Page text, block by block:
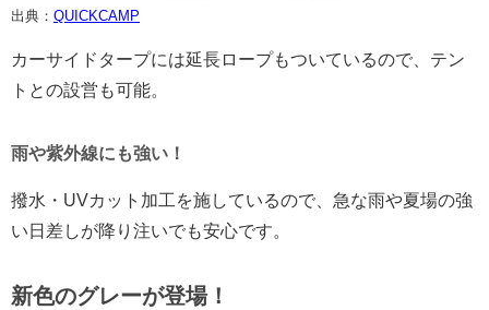
出典： QUICKCAMP
カーサイドタープには延長ロープもついているので、テン
トとの設営も可能。
雨や紫外線にも強い！
撥水・UVカット加工を施しているので、急な雨や夏場の強
い日差しが降り注いでも安心です。
新色のグレーが登場！